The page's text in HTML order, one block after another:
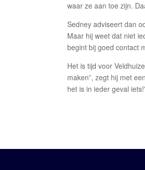
waar ze aan toe zijn.
Sedney adviseert dan
Maar hij weet dat niet
begint bij goed contact
Het is tijd voor
maken”, zegt hij met
het is in ieder geval